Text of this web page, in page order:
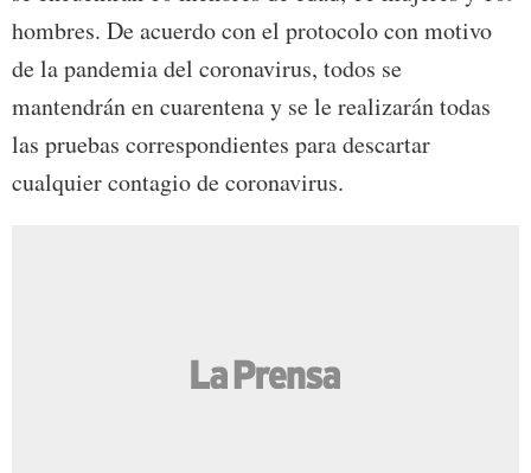
hombres. De acuerdo con el protocolo con motivo
de la pandemia del coronavirus, todos se
mantendrán en cuarentena y se le realizarán todas
las pruebas correspondientes para descartar
cualquier contagio de coronavirus.